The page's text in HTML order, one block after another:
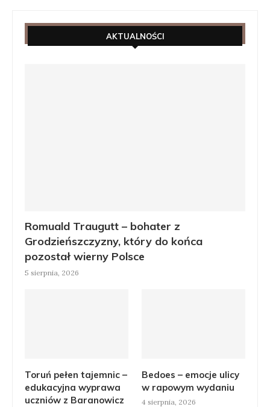
AKTUALNOŚCI
Romuald Traugutt – bohater z
Grodzieńszczyzny, który do końca
pozostał wierny Polsce
5 sierpnia, 2026
Toruń pełen tajemnic –
edukacyjna wyprawa
uczniów z Baranowicz
Bedoes – emocje ulicy
w rapowym wydaniu
4 sierpnia, 2026